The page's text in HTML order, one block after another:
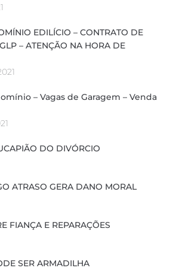
EDILÍCIO – CONTRATO DE
– ATENÇÃO NA HORA DE
– Vagas de Garagem – Venda
DO DIVÓRCIO
ATRASO GERA DANO MORAL
FIANÇA E REPARAÇÕES
SER ARMADILHA